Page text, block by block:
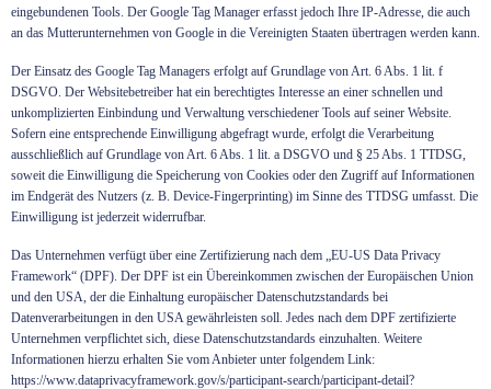
eingebundenen Tools. Der Google Tag Manager erfasst jedoch Ihre IP-Adresse, die auch
an das Mutterunternehmen von Google in die Vereinigten Staaten übertragen werden kann.
Der Einsatz des Google Tag Managers erfolgt auf Grundlage von Art. 6 Abs. 1 lit. f
DSGVO. Der Websitebetreiber hat ein berechtigtes Interesse an einer schnellen und
unkomplizierten Einbindung und Verwaltung verschiedener Tools auf seiner Website.
Sofern eine entsprechende Einwilligung abgefragt wurde, erfolgt die Verarbeitung
ausschließlich auf Grundlage von Art. 6 Abs. 1 lit. a DSGVO und § 25 Abs. 1 TTDSG,
soweit die Einwilligung die Speicherung von Cookies oder den Zugriff auf Informationen
im Endgerät des Nutzers (z. B. Device-Fingerprinting) im Sinne des TTDSG umfasst. Die
Einwilligung ist jederzeit widerrufbar.
Das Unternehmen verfügt über eine Zertifizierung nach dem „EU-US Data Privacy
Framework“ (DPF). Der DPF ist ein Übereinkommen zwischen der Europäischen Union
und den USA, der die Einhaltung europäischer Datenschutzstandards bei
Datenverarbeitungen in den USA gewährleisten soll. Jedes nach dem DPF zertifizierte
Unternehmen verpflichtet sich, diese Datenschutzstandards einzuhalten. Weitere
Informationen hierzu erhalten Sie vom Anbieter unter folgendem Link:
https://www.dataprivacyframework.gov/s/participant-search/participant-detail?